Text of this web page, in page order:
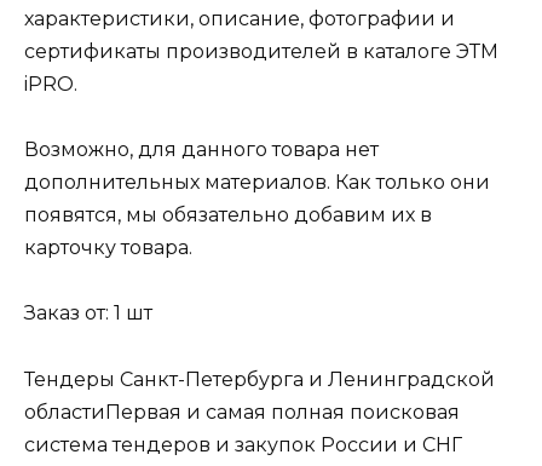
характеристики, описание, фотографии и
сертификаты производителей в каталоге ЭТМ
iPRO.
Возможно, для данного товара нет
дополнительных материалов. Как только они
появятся, мы обязательно добавим их в
карточку товара.
Заказ от: 1 шт
Тендеры Санкт-Петербурга и Ленинградской
областиПервая и самая полная поисковая
система тендеров и закупок России и СНГ